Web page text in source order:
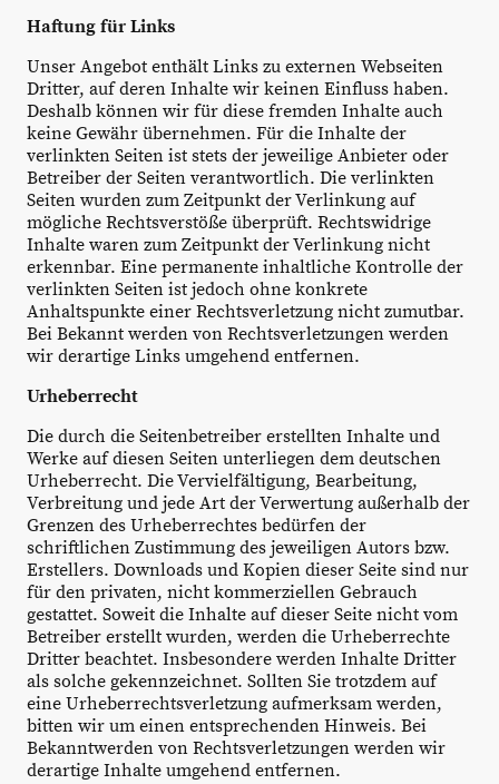
Haftung für Links
Unser Angebot enthält Links zu externen Webseiten
Dritter, auf deren Inhalte wir keinen Einfluss haben.
Deshalb können wir für diese fremden Inhalte auch
keine Gewähr übernehmen. Für die Inhalte der
verlinkten Seiten ist stets der jeweilige Anbieter oder
Betreiber der Seiten verantwortlich. Die verlinkten
Seiten wurden zum Zeitpunkt der Verlinkung auf
mögliche Rechtsverstöße überprüft. Rechtswidrige
Inhalte waren zum Zeitpunkt der Verlinkung nicht
erkennbar. Eine permanente inhaltliche Kontrolle der
verlinkten Seiten ist jedoch ohne konkrete
Anhaltspunkte einer Rechtsverletzung nicht zumutbar.
Bei Bekannt werden von Rechtsverletzungen werden
wir derartige Links umgehend entfernen.
Urheberrecht
Die durch die Seitenbetreiber erstellten Inhalte und
Werke auf diesen Seiten unterliegen dem deutschen
Urheberrecht. Die Vervielfältigung, Bearbeitung,
Verbreitung und jede Art der Verwertung außerhalb der
Grenzen des Urheberrechtes bedürfen der
schriftlichen Zustimmung des jeweiligen Autors bzw.
Erstellers. Downloads und Kopien dieser Seite sind nur
für den privaten, nicht kommerziellen Gebrauch
gestattet. Soweit die Inhalte auf dieser Seite nicht vom
Betreiber erstellt wurden, werden die Urheberrechte
Dritter beachtet. Insbesondere werden Inhalte Dritter
als solche gekennzeichnet. Sollten Sie trotzdem auf
eine Urheberrechtsverletzung aufmerksam werden,
bitten wir um einen entsprechenden Hinweis. Bei
Bekanntwerden von Rechtsverletzungen werden wir
derartige Inhalte umgehend entfernen.